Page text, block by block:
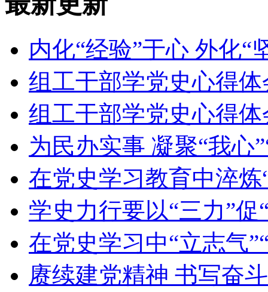
内化“经验”于心 外化“
组工干部学党史心得
组工干部学党史心得
为民办实事 凝聚“我心
在党史学习教育中淬炼
学史力行要以“三力”促
在党史学习中“立志气
赓续建党精神 书写奋